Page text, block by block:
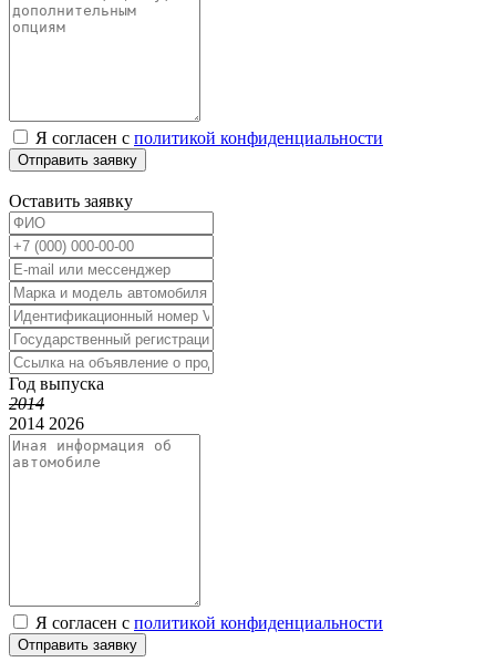
Я согласен с политикой конфиденциальности
Отправить заявку
Оставить заявку
Год выпуска
2014
2014 2026
Я согласен с политикой конфиденциальности
Отправить заявку